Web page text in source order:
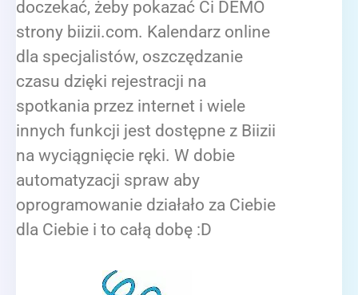
doczekać, żeby pokazać Ci DEMO
strony biizii.com. Kalendarz online
dla specjalistów, oszczędzanie
czasu dzięki rejestracji na
spotkania przez internet i wiele
innych funkcji jest dostępne z Biizii
na wyciągnięcie ręki. W dobie
automatyzacji spraw aby
oprogramowanie działało za Ciebie
dla Ciebie i to całą dobę :D